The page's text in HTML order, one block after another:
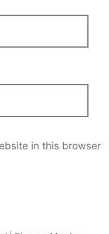
in this browser